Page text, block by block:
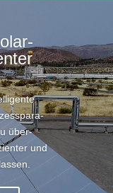
über­
und